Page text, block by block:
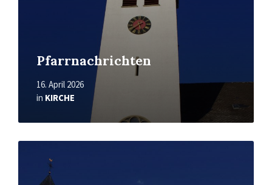
Pfarrnachrichten
16. April 2026
in KIRCHE
Mehr
erfahren